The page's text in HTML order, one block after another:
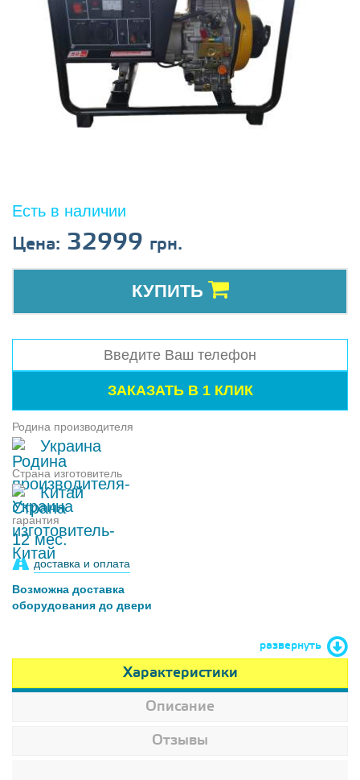
Есть в наличии
Цена: 32999 грн.
КУПИТЬ
Родина производителя
Украина
Страна изготовитель
Китай
гарантия
12 мес.
доставка и оплата
Возможна доставка
оборудования до двери
развернуть
Характеристики
Описание
Отзывы